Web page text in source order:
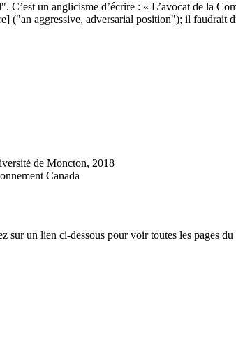
". C’est un anglicisme d’écrire : « L’avocat de la
("an aggressive, adversarial position"); il faudrait
de Moncton, 2018
Canada
sur un lien ci-dessous pour voir toutes les pages